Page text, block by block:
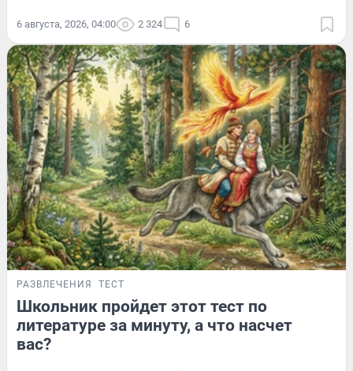
6 августа, 2026, 04:00 2 324 6
РАЗВЛЕЧЕНИЯ ТЕСТ
Школьник пройдет этот тест по
литературе за минуту, а что насчет
вас?